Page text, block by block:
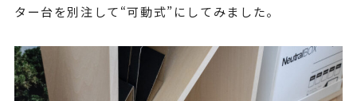
ター台を別注して“可動式”にしてみました。